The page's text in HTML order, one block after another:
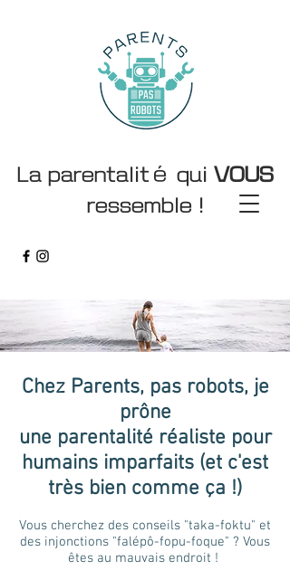
La parentalité qui VOUS
ressemble !
Chez Parents, pas robots, je
prône
une parentalité réaliste pour
humains imparfaits (et c'est
très bien comme ça !)
Vous cherchez des conseils "taka-foktu" et
des injonctions "falépô-fopu-foque" ? Vous
êtes au mauvais endroit !